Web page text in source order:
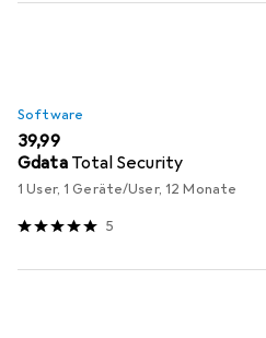
Software
EUR
39,99
Gdata Total Security
1 User, 1 Geräte/User, 12 Monate
5